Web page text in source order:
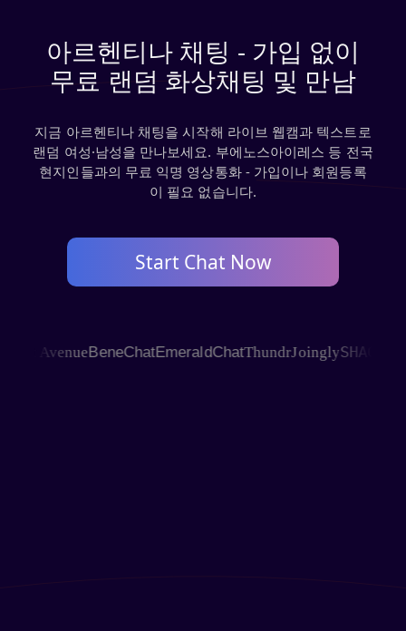
아르헨티나 채팅 - 가입 없이
무료 랜덤 화상채팅 및 만남
지금 아르헨티나 채팅을 시작해 라이브 웹캠과 텍스트로
랜덤 여성·남성을 만나보세요. 부에노스아이레스 등 전국
현지인들과의 무료 익명 영상통화 - 가입이나 회원등록
이 필요 없습니다.
Start Chat Now
AvenueBeneChatEmeraldChatThundrJoinglySHAGLE